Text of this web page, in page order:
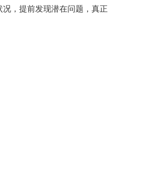
，提前发现潜在问题，真正